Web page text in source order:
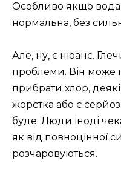
Особливо якщо
нормальна, без
Але, ну, є нюанс.
проблеми. Він може
прибрати хлор,
жорстка або є
буде. Люди іноді
як від повноцінної
розчаровуються.